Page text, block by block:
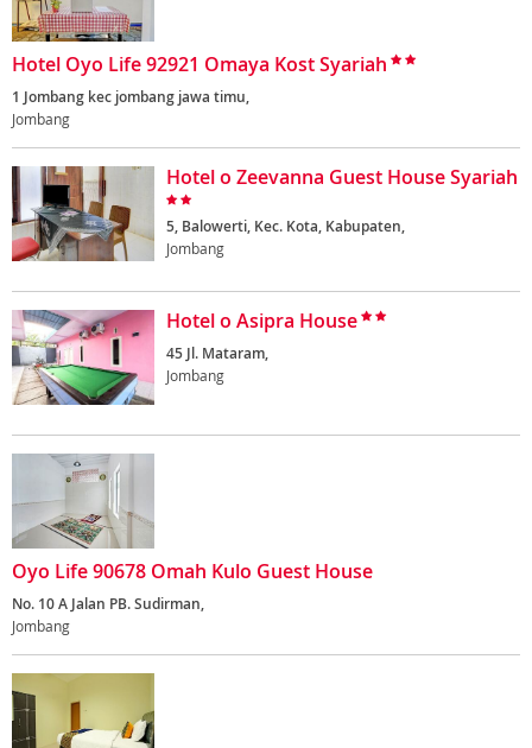
Hotel Oyo Life 92921 Omaya Kost Syariah
1 Jombang kec jombang jawa timu,
Jombang
Hotel o Zeevanna Guest House Syariah
5, Balowerti, Kec. Kota, Kabupaten,
Jombang
Hotel o Asipra House
45 Jl. Mataram,
Jombang
Oyo Life 90678 Omah Kulo Guest House
No. 10 A Jalan PB. Sudirman,
Jombang